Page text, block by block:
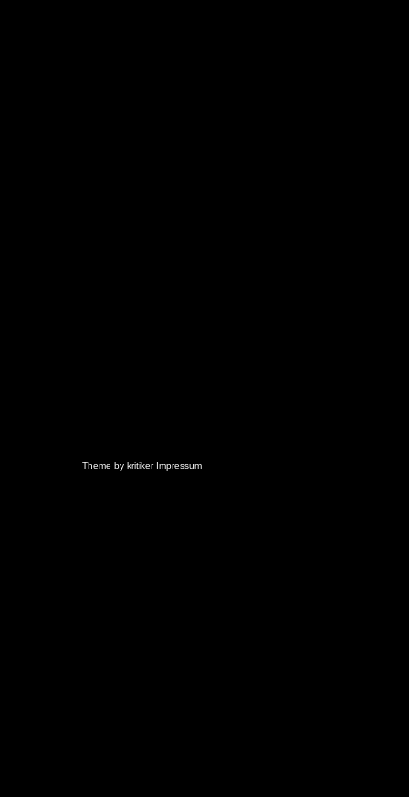
Theme by kritikerImpressum